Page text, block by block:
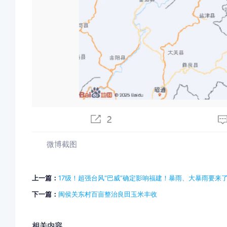
微博截图
上一篇： 17级！超强台风“巴威”确定影响福建！暴雨、大暴雨要来
下一篇： 闽侯关东村百亩整治良田玉米丰收